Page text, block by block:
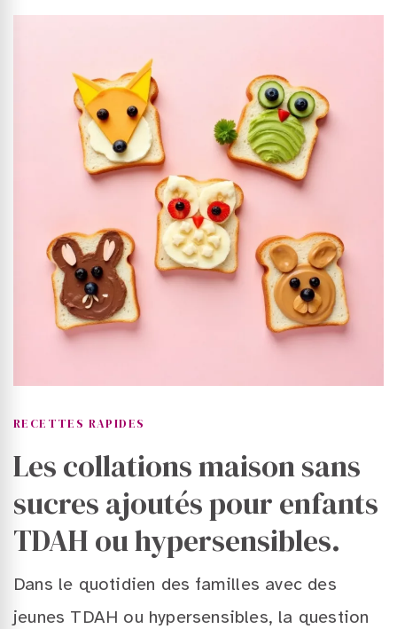
RECETTES RAPIDES
Les collations maison sans
sucres ajoutés pour enfants
TDAH ou hypersensibles.
Dans le quotidien des familles avec des
jeunes TDAH ou hypersensibles, la question